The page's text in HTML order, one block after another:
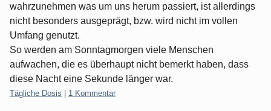
wahrzunehmen was um uns herum passiert, ist allerdings
nicht besonders ausgeprägt, bzw. wird nicht im vollen
Umfang genutzt.
So werden am Sonntagmorgen viele Menschen
aufwachen, die es überhaupt nicht bemerkt haben, dass
diese Nacht eine Sekunde länger war.
Kategorien:
Tägliche Dosis 1 Kommentar